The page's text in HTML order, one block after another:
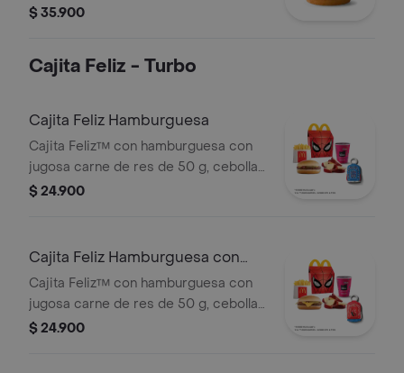
cremosa, lechuga fresca y tomate, en
$ 35.900
Cajita Feliz - Turbo
Cajita Feliz Hamburguesa
Cajita Feliz™ con hamburguesa con
jugosa carne de res de 50 g, cebolla,
pepinillos, salsa de tomate y mostaza,
pequeñas crujientes, cascos de
manzana y juguete a elección o sujeto
a disponibilidad.
$ 24.900
Cajita Feliz Hamburguesa con
Queso
Cajita Feliz™ con hamburguesa con
jugosa carne de res de 50 g, cebolla,
pepinillos, salsa de tomate y mostaza,
$ 24.900